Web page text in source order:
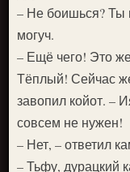
– Не боишься? Ты
могуч.
– Ещё чего! Это
Тёплый! Сейчас
завопил койот. –
совсем не нужен!
– Нет, – ответил
– Тьфу, дурацкий